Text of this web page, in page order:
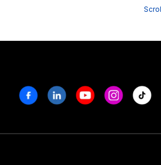
FacebookLinkedinYoutubeInstagram
Tiktok